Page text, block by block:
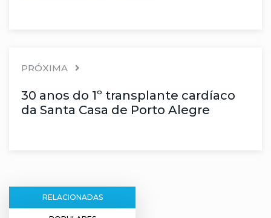
PRÓXIMA
30 anos do 1º transplante cardíaco
da Santa Casa de Porto Alegre
RELACIONADAS